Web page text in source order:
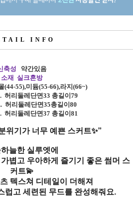
INFO
축성
약간있음
소재 실크혼방
(44-55),미듐(55-66),라지 (66~)
허리둘레단면33 총길이79
허리둘레 단면35총길이80
허리 둘레단면37 총길이81
위기가 너무 예쁜 스커트✨”
늘한 실루엣에
볍고 우아하게 즐기기 좋은 썸머 스
커트💫
텍스쳐 디테일이 더해져
럽고 세련된 무드를 완성해줘요.